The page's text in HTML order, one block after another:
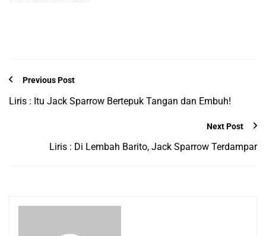
Previous Post
Liris : Itu Jack Sparrow Bertepuk Tangan dan Embuh!
Next Post
Liris : Di Lembah Barito, Jack Sparrow Terdampar